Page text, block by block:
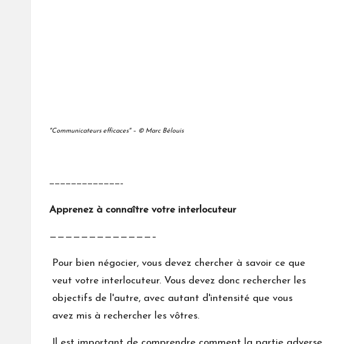
"Communicateurs efficaces" – © Marc Bélouis
—————————————–
Apprenez à connaître votre interlocuteur
—————————————–
Pour bien négocier, vous devez chercher à savoir ce que
veut votre interlocuteur. Vous devez donc rechercher les
objectifs de l'autre, avec autant d'intensité que vous
avez mis à rechercher les vôtres.